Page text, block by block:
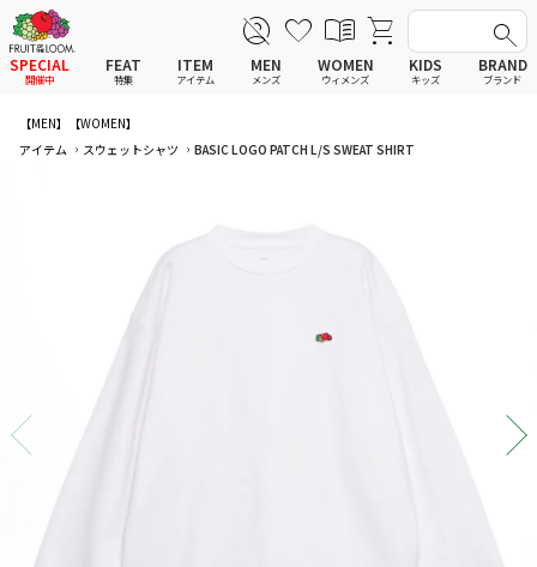
SPECIAL
開催中
FEAT
特集
ITEM
アイテム
全てのアイテム
新着
Tシャツ
スウェットパーカー
パンツ
セットアップ
アンダーウェアMEN
MEN
メンズ
全てのメンズ アイテム
新着
Tシャツ
スウェットパーカー
パンツ
セットアップ
ルームウェア
ソックス
WOMEN
ウィメンズ
全てのウィメンズ
新着
Tシャツ
スウェットパーカー
パンツ
セットアップ
アンダーウェア
KIDS
キッズ
全てのキッズ
新着
Tシャツ
スウェットパーカー
パンツ
セットアップ
アンダーウェア
BRAND
ブランド
【MEN】
【WOMEN】
アイテム
スウェットシャツ BASIC LOGO PATCH L/S SWEAT SHIRT